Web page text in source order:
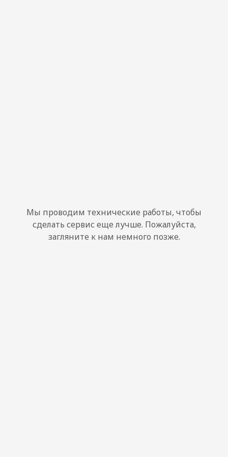
Мы проводим технические работы, чтобы
сделать сервис еще лучше. Пожалуйста,
загляните к нам немного позже.